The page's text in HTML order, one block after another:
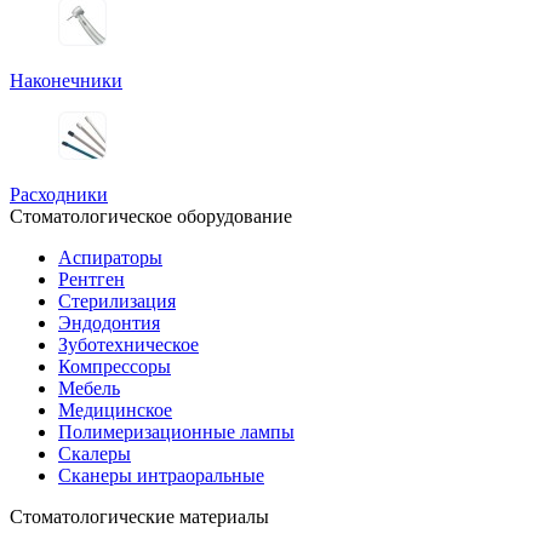
Наконечники
Расходники
Стоматологическое оборудование
Аспираторы
Рентген
Стерилизация
Эндодонтия
Зуботехническое
Компрессоры
Мебель
Медицинское
Полимеризационные лампы
Скалеры
Сканеры интраоральные
Стоматологические материалы